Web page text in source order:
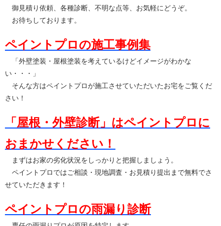
御見積り依頼、各種診断、不明な点等、お気軽にどうぞ。
お待ちしております。
ペイントプロの施工事例集
「外壁塗装・屋根塗装を考えているけどイメージがわかな
い・・・」
そんな方はペイントプロが施工させていただいたお宅をご覧くだ
さい！
「屋根・外壁診断」はペイントプロに
おまかせください！
まずはお家の劣化状況をしっかりと把握しましょう。
ペイントプロではご相談・現地調査・お見積り提出まで無料でさ
せていただきます！
ペイントプロの雨漏り診断